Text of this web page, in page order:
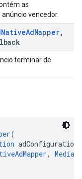
as
vencedor.
NativeAdMapper,
terminar de
(
adConfiguration,
,